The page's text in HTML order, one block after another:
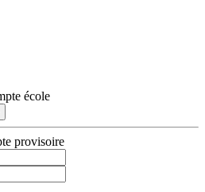
école
provisoire